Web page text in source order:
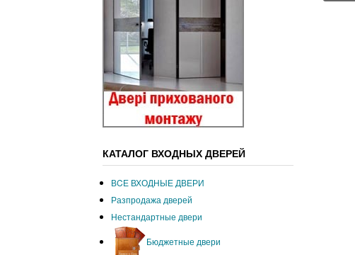
КАТАЛОГ ВХОДНЫХ ДВЕРЕЙ
ВCЕ ВХОДНЫЕ ДВЕРИ
Разпродажа дверей
Нестандартные двери
Бюджетные двери